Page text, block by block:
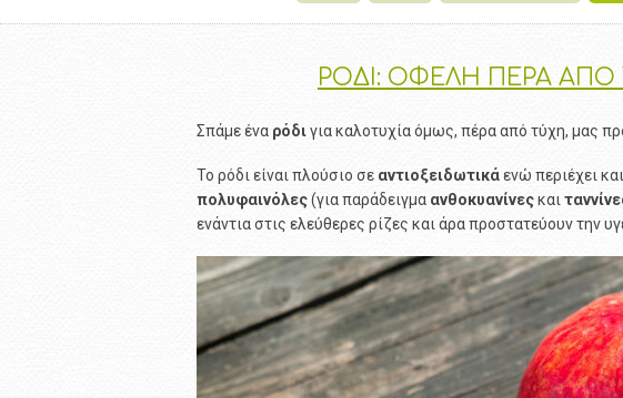
ΡΟΔΙ: ΟΦΕΛΗ ΠΕΡΑ
Σπάμε ένα ρόδιγια καλοτυχία όμως, πέρα από τύχη, μας
Το ρόδι είναι πλούσιο σε αντιοξειδωτικάενώ περιέχει
πολυφαινόλες(για παράδειγμα ανθοκυανίνεςκαι
ενάντια στις ελεύθερες ρίζες και άρα προστατεύουν την